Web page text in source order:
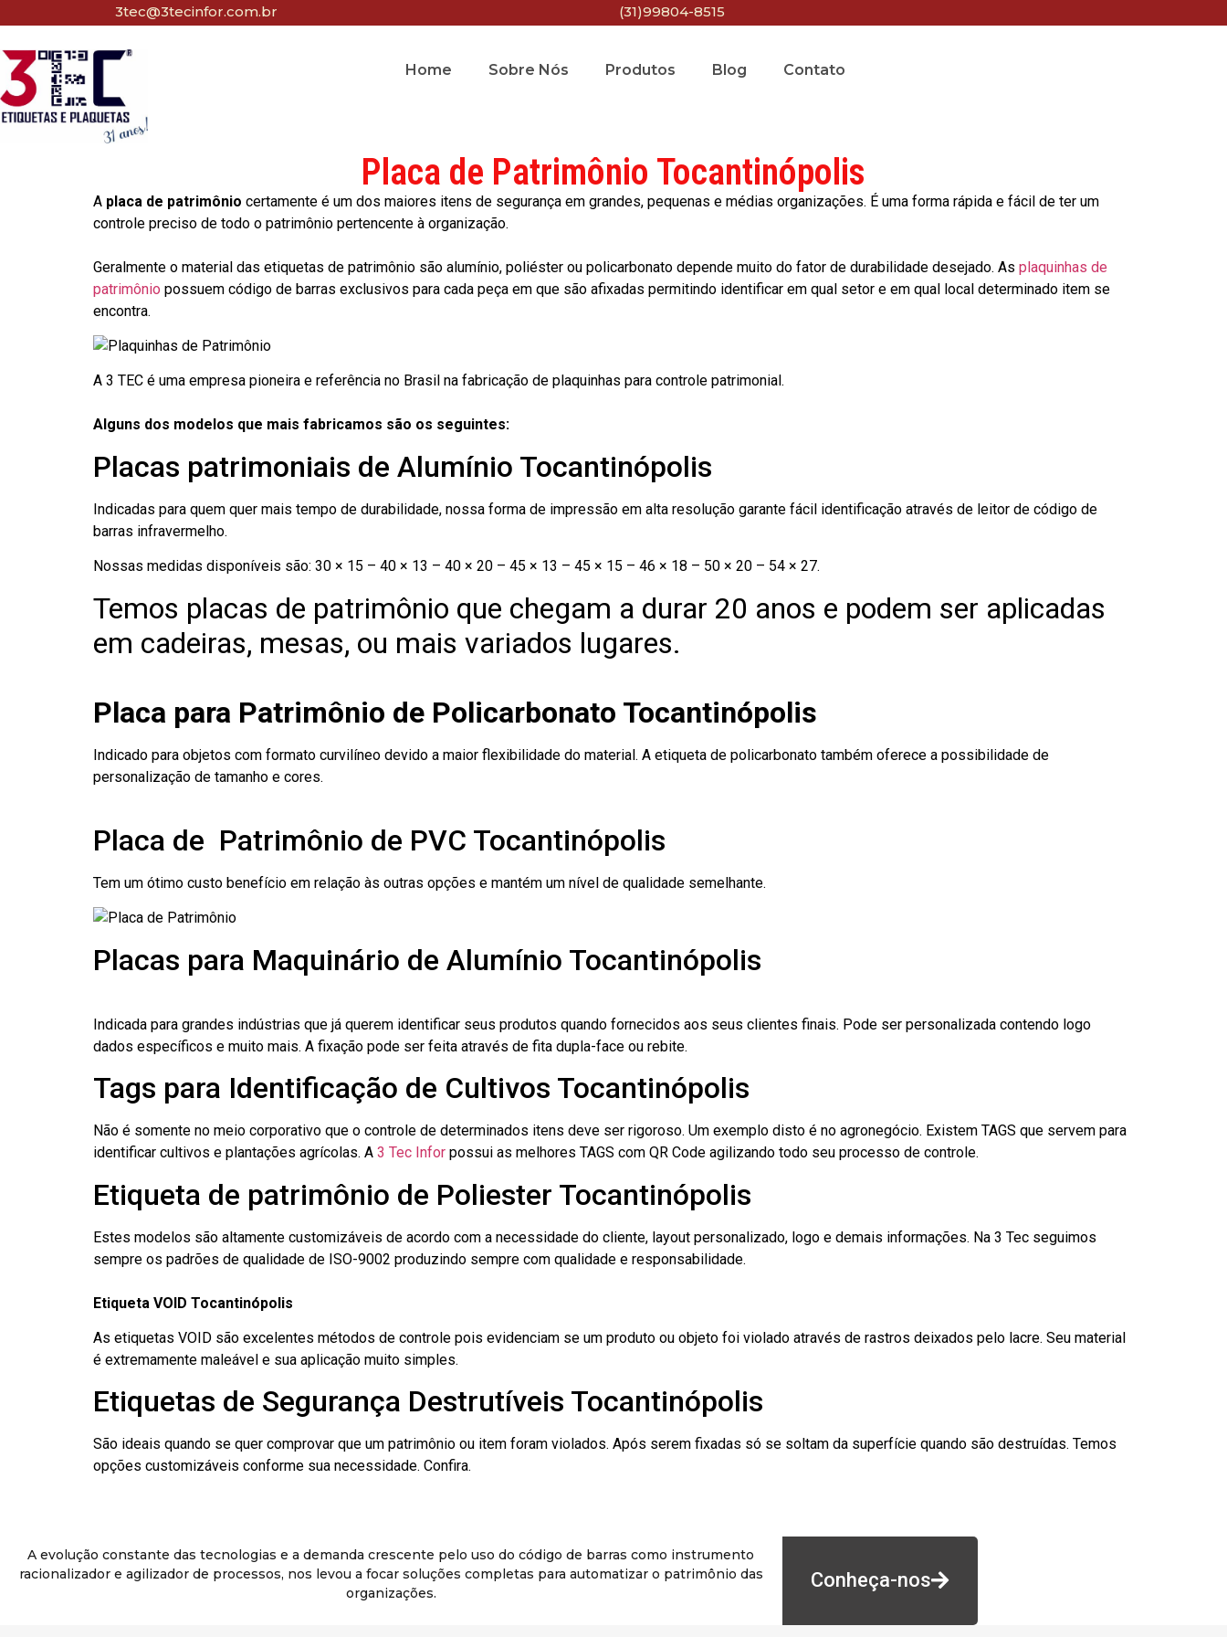
3tec@3tecinfor.com.br (31)99804-8515
Home Sobre Nós Produtos Blog Contato
Placa de Patrimônio Tocantinópolis
A placa de patrimônio certamente é um dos maiores itens de segurança em grandes, pequenas e médias organizações. É uma forma rápida e fácil de ter um
controle preciso de todo o patrimônio pertencente à organização.
Geralmente o material das etiquetas de patrimônio são alumínio, poliéster ou policarbonato depende muito do fator de durabilidade desejado. As plaquinhas de
patrimônio possuem código de barras exclusivos para cada peça em que são afixadas permitindo identificar em qual setor e em qual local determinado item se
encontra.
A 3 TEC é uma empresa pioneira e referência no Brasil na fabricação de plaquinhas para controle patrimonial.
Alguns dos modelos que mais fabricamos são os seguintes:
Placas patrimoniais de Alumínio Tocantinópolis
Indicadas para quem quer mais tempo de durabilidade, nossa forma de impressão em alta resolução garante fácil identificação através de leitor de código de
barras infravermelho.
Nossas medidas disponíveis são: 30 × 15 – 40 × 13 – 40 × 20 – 45 × 13 – 45 × 15 – 46 × 18 – 50 × 20 – 54 × 27.
Temos placas de patrimônio que chegam a durar 20 anos e podem ser aplicadas
em cadeiras, mesas, ou mais variados lugares.
Placa para Patrimônio de Policarbonato Tocantinópolis
Indicado para objetos com formato curvilíneo devido a maior flexibilidade do material. A etiqueta de policarbonato também oferece a possibilidade de
personalização de tamanho e cores.
Placa de Patrimônio de PVC Tocantinópolis
Tem um ótimo custo benefício em relação às outras opções e mantém um nível de qualidade semelhante.
Placas para Maquinário de Alumínio Tocantinópolis
Indicada para grandes indústrias que já querem identificar seus produtos quando fornecidos aos seus clientes finais. Pode ser personalizada contendo logo
dados específicos e muito mais. A fixação pode ser feita através de fita dupla-face ou rebite.
Tags para Identificação de Cultivos Tocantinópolis
Não é somente no meio corporativo que o controle de determinados itens deve ser rigoroso. Um exemplo disto é no agronegócio. Existem TAGS que servem para
identificar cultivos e plantações agrícolas. A 3 Tec Infor possui as melhores TAGS com QR Code agilizando todo seu processo de controle.
Etiqueta de patrimônio de Poliester Tocantinópolis
Estes modelos são altamente customizáveis de acordo com a necessidade do cliente, layout personalizado, logo e demais informações. Na 3 Tec seguimos
sempre os padrões de qualidade de ISO-9002 produzindo sempre com qualidade e responsabilidade.
Etiqueta VOID Tocantinópolis
As etiquetas VOID são excelentes métodos de controle pois evidenciam se um produto ou objeto foi violado através de rastros deixados pelo lacre. Seu material
é extremamente maleável e sua aplicação muito simples.
Etiquetas de Segurança Destrutíveis Tocantinópolis
São ideais quando se quer comprovar que um patrimônio ou item foram violados. Após serem fixadas só se soltam da superfície quando são destruídas. Temos
opções customizáveis conforme sua necessidade. Confira.
A evolução constante das tecnologias e a demanda crescente pelo uso do código de barras como instrumento
racionalizador e agilizador de processos, nos levou a focar soluções completas para automatizar o patrimônio das
organizações.
Conheça-nos